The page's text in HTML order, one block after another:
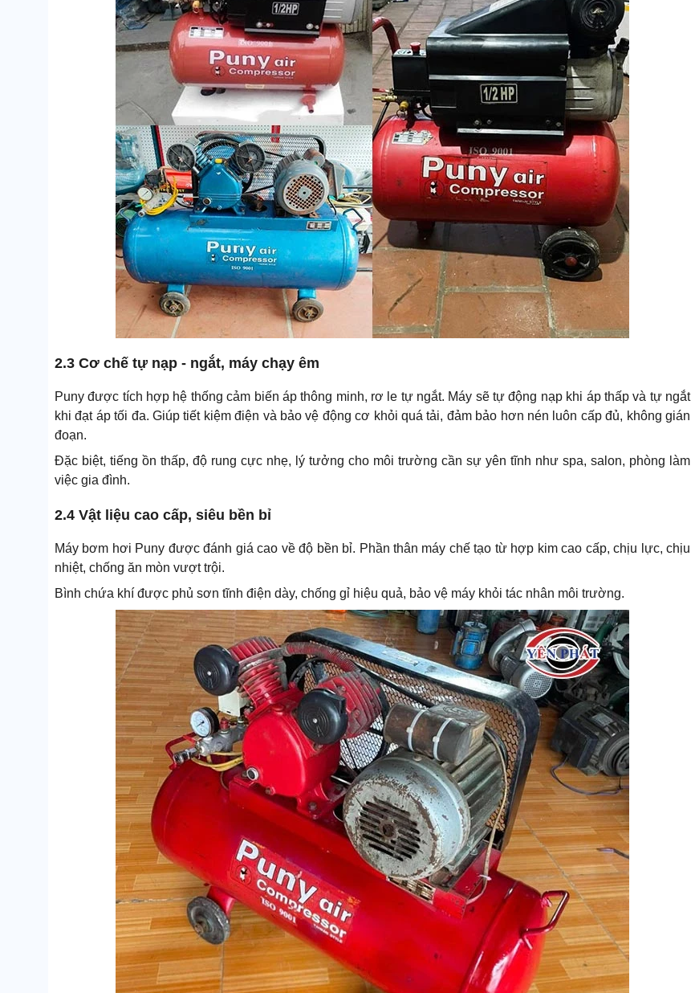
2.3 Cơ chế tự nạp - ngắt, máy chạy êm
Puny được tích hợp hệ thống cảm biến áp thông minh, rơ le tự ngắt. Máy sẽ tự động nạp khi áp thấp và tự ngắt
khi đạt áp tối đa. Giúp tiết kiệm điện và bảo vệ động cơ khỏi quá tải, đảm bảo hơn nén luôn cấp đủ, không gián
đoạn.
Đặc biệt, tiếng ồn thấp, độ rung cực nhẹ, lý tưởng cho môi trường cần sự yên tĩnh như spa, salon, phòng làm
việc gia đình.
2.4 Vật liệu cao cấp, siêu bền bỉ
Máy bơm hơi Puny được đánh giá cao về độ bền bỉ. Phần thân máy chế tạo từ hợp kim cao cấp, chịu lực, chịu
nhiệt, chống ăn mòn vượt trội.
Bình chứa khí được phủ sơn tĩnh điện dày, chống gỉ hiệu quả, bảo vệ máy khỏi tác nhân môi trường.